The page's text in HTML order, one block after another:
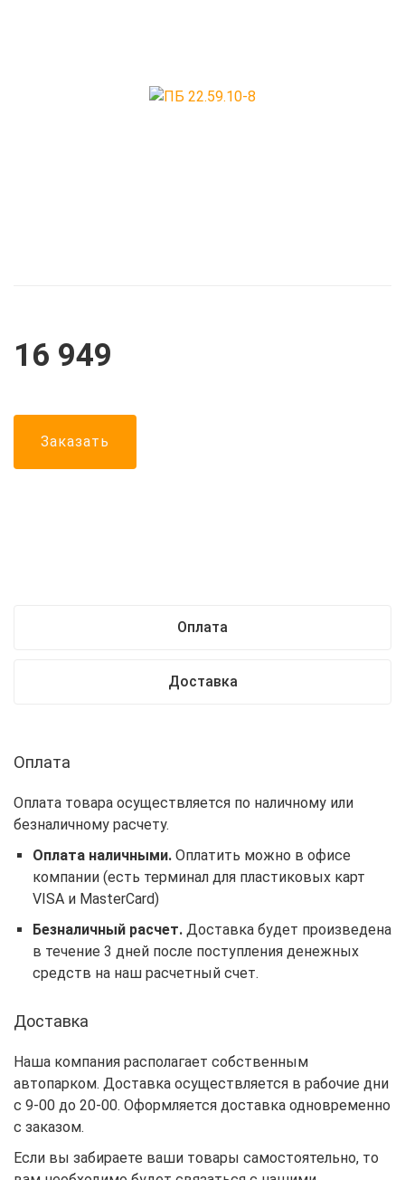
16 949
Заказать
Оплата
Доставка
Оплата
Оплата товара осуществляется по наличному или
безналичному расчету.
Оплата наличными.Оплатить можно в офисе
компании (есть терминал для пластиковых карт
VISA и MasterCard)
Безналичный расчет.Доставка будет произведена
в течение 3 дней после поступления денежных
средств на наш расчетный счет.
Доставка
Наша компания располагает собственным
автопарком. Доставка осуществляется в рабочие дни
с 9-00 до 20-00. Оформляется доставка одновременно
с заказом.
Если вы забираете ваши товары самостоятельно, то